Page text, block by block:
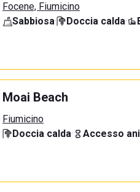
Focene, Fiumicino
Sabbiosa· Doccia calda·
Moai Beach
Fiumicino
Doccia calda· Accesso